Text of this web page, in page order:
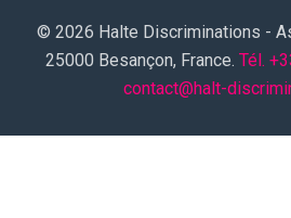
© 2026 Halte Discriminations -
25000 Besançon, France. Tél.
contact@halt-